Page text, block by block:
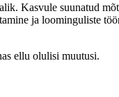
Kasvule suunatud
ja loominguliste
ellu olulisi muutusi.